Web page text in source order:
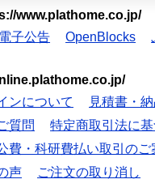
www.plathome.co.jp/
電子公告 OpenBlocks
ンについて
見積書・
質問
特定商取引法に
費・科研費払い取引のご
声 ご注文の取り消し